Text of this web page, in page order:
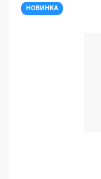
НОВИНКА